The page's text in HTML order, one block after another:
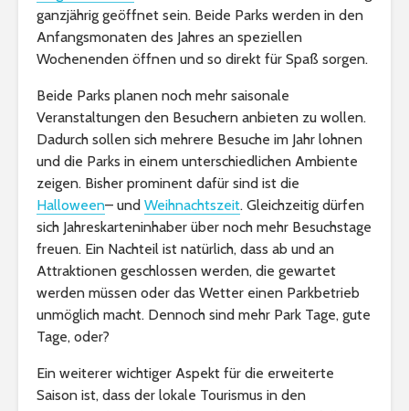
ganzjährig geöffnet sein. Beide Parks werden in den
Anfangsmonaten des Jahres an speziellen
Wochenenden öffnen und so direkt für Spaß sorgen.
Beide Parks planen noch mehr saisonale
Veranstaltungen den Besuchern anbieten zu wollen.
Dadurch sollen sich mehrere Besuche im Jahr lohnen
und die Parks in einem unterschiedlichen Ambiente
zeigen. Bisher prominent dafür sind ist die
Halloween– und Weihnachtszeit. Gleichzeitig dürfen
sich Jahreskarteninhaber über noch mehr Besuchstage
freuen. Ein Nachteil ist natürlich, dass ab und an
Attraktionen geschlossen werden, die gewartet
werden müssen oder das Wetter einen Parkbetrieb
unmöglich macht. Dennoch sind mehr Park Tage, gute
Tage, oder?
Ein weiterer wichtiger Aspekt für die erweiterte
Saison ist, dass der lokale Tourismus in den